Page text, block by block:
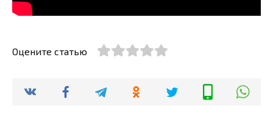
Оцените статью